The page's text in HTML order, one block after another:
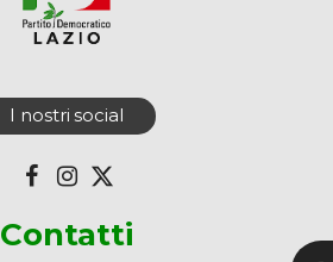
I nostri social
Contatti